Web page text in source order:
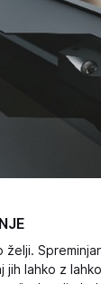
jih lahko z